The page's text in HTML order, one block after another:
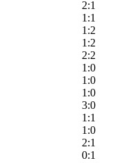
2:1
1:1
1:2
1:2
2:2
1:0
1:0
1:0
3:0
1:1
1:0
2:1
0:1